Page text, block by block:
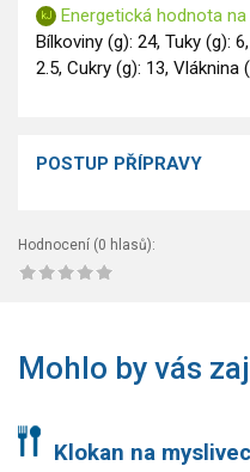
Energetická hodnota
Bílkoviny (g): 24, Tuky (g):
2.5, Cukry (g): 13, Vláknina
POSTUP PŘÍPRAVY
Hodnocení (0 hlasů):
Mohlo by vás
Klokan na